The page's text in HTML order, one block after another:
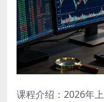
课程介绍：2026年